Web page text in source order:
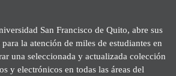
San Francisco de Quito, abre sus
la atención de miles de estudiantes en
una seleccionada y actualizada colección
y electrónicos en todas las áreas del